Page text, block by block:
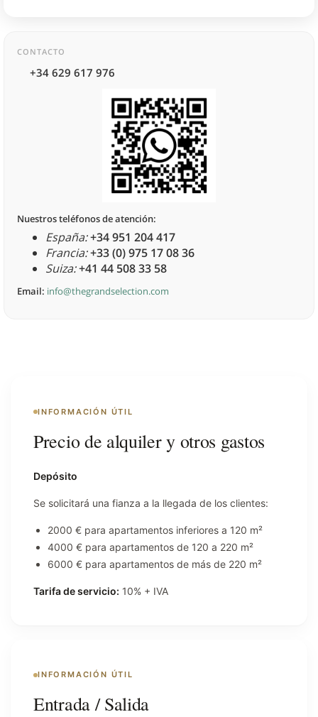
CONTACTO
+34 629 617 976
Nuestros teléfonos de atención:
España:+34 951 204 417
Francia:+33 (0) 975 17 08 36
Suiza:+41 44 508 33 58
Email: info@thegrandselection.com
INFORMACIÓN ÚTIL
Precio de alquiler y otros gastos
Depósito
Se solicitará una fianza a la llegada de los clientes:
2000 € para apartamentos inferiores a 120 m²
4000 € para apartamentos de 120 a 220 m²
6000 € para apartamentos de más de 220 m²
Tarifa de servicio: 10% + IVA
INFORMACIÓN ÚTIL
Entrada / Salida